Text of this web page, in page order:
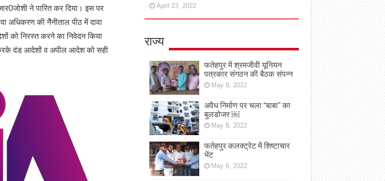
ने पारित कर दिया। इस पर
अधिकरण की नैैनीताल पीठ में दावा
को निरस्त करने का निवेदन किया
दंड आदेशों व अपील आदेश को सही
April 23, 2022
राज्य
फतेहपुर में श्रमजीवी यूनियन
पत्रकार संगठन की बैठक संपन्न
May 8, 2022
अवैध निर्माण पर चला “बाबा” का
बुलडोजर ￼
May 8, 2022
फतेहपुर कलक्ट्रेट में शिष्टाचार
भेंट
May 6, 2022